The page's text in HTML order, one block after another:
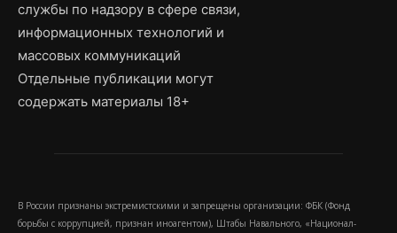
службы по надзору в сфере связи,
информационных технологий и
массовых коммуникаций
Отдельные публикации могут
содержать материалы 18+
В России признаны экстремистскими и запрещены организации: ФБК (Фонд
борьбы с коррупцией, признан иноагентом), Штабы Навального, «Национал-